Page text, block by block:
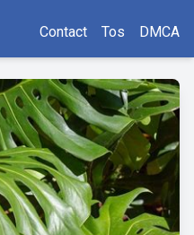
Contact Tos DMCA